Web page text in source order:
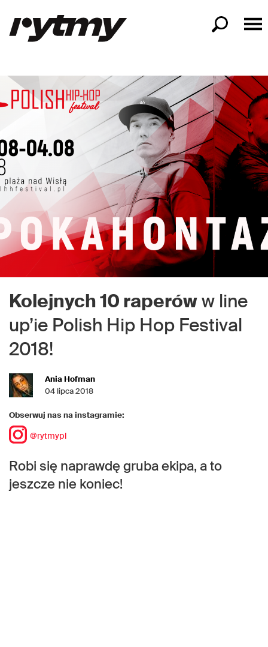
Kolejnych 10 raperóww line
up’ie Polish Hip Hop Festival
2018!
Ania Hofman
04 lipca 2018
Obserwuj nas na instagramie:
@rytmypl
Robi się naprawdę gruba ekipa, a to
jeszcze nie koniec!